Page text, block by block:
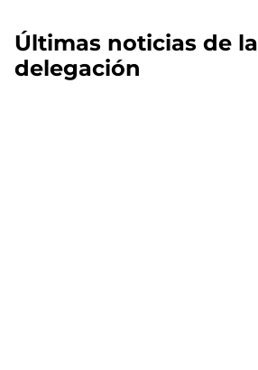
Últimas noticias de la
delegación